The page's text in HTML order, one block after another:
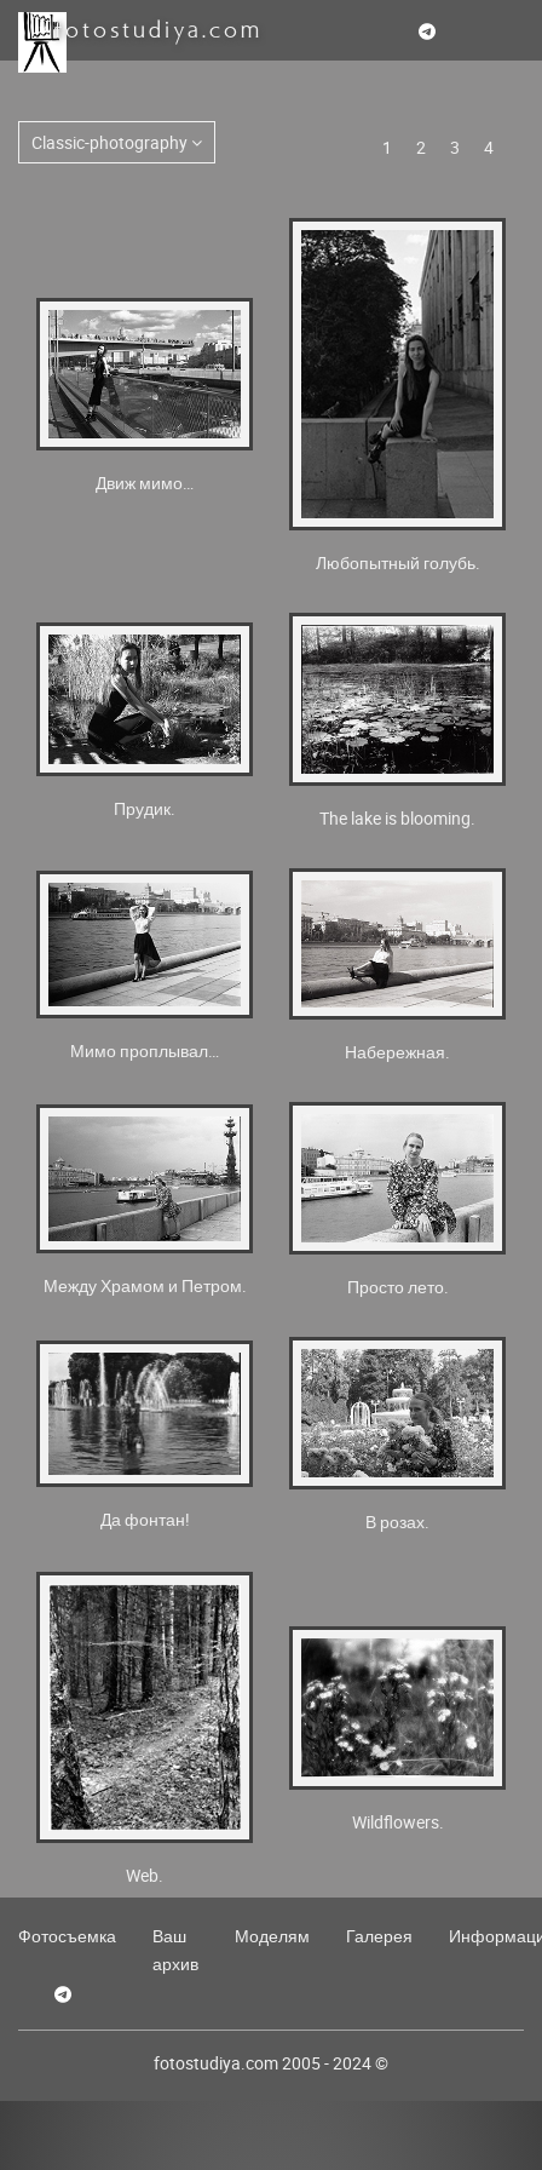
fotostudiya.com
Classic-photography 1 2 3 4
Движ мимо…
Любопытный голубь.
Прудик. The lake is blooming.
Мимо проплывал… Набережная.
Между Храмом и Петром. Просто лето.
Да фонтан! В розах.
Web.
Wildflowers.
Фотосъемка
Ваш
архив
Моделям Галерея
fotostudiya.com 2005 - 2024 ©